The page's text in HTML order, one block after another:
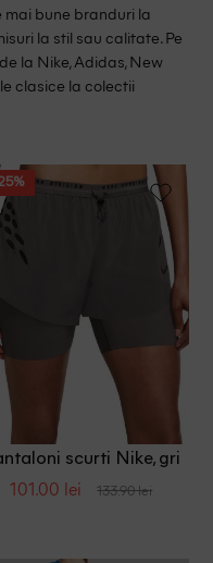
mai bune branduri la
la stil sau calitate. Pe
la Nike, Adidas, New
clasice la colectii
scurti Nike, gri
101.00 lei 133.90 lei